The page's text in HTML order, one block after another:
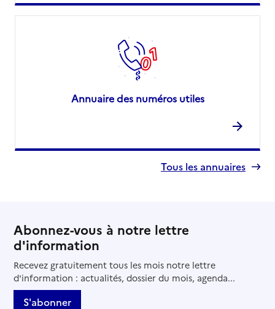
Annuaire des numéros utiles
Tous les annuaires
Abonnez-vous à notre lettre
d'information
Recevez gratuitement tous les mois notre lettre
d'information : actualités, dossier du mois, agenda...
S'abonner